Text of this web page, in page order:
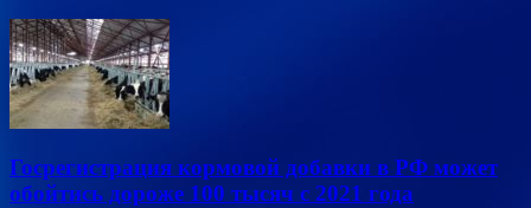
Госрегистрация кормовой добавки в РФ может
обойтись дороже 100 тысяч с 2021 года